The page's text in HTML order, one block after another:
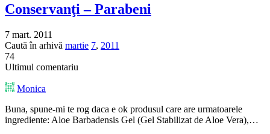
Conservanţi – Parabeni
7 mart. 2011
Caută în arhivă martie 7, 2011
74
Ultimul comentariu
Monica
Buna, spune-mi te rog daca e ok produsul care are urmatoarele
ingrediente: Aloe Barbadensis Gel (Gel Stabilizat de Aloe Vera),…